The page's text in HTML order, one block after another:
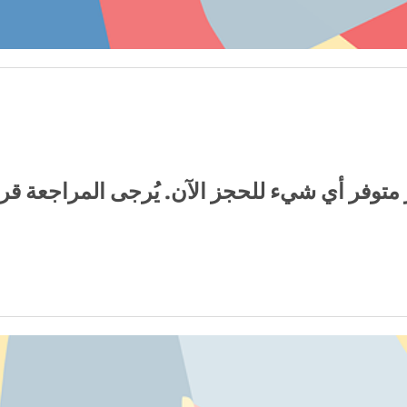
متوفر أي شيء للحجز الآن. يُرجى المراجعة